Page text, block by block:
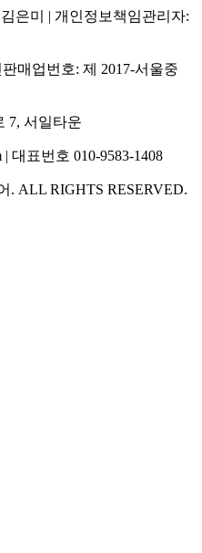
은미
| 개인정보책임관리자:
판매업번호: 제 2017-서울중
7, 서일타운
| 대표번호 010-9583-1408
. ALL RIGHTS RESERVED.